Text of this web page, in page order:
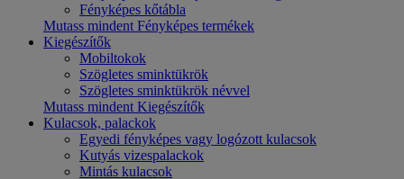
Fényképes kőtábla
Mutass mindent Fényképes termékek
Kiegészítők
Mobiltokok
Szögletes sminktükrök
Szögletes sminktükrök névvel
Mutass mindent Kiegészítők
Kulacsok, palackok
Egyedi fényképes vagy logózott kulacsok
Kutyás vizespalackok
Mintás kulacsok